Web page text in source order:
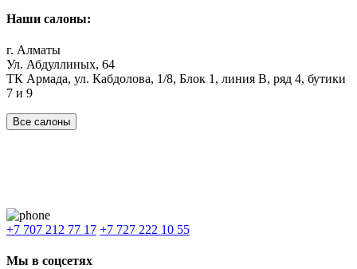
Наши салоны:
г. Алматы
Ул. Абдуллиных, 64
ТК Армада, ул. Кабдолова, 1/8, Блок 1, линия В, ряд 4, бутики
7 и 9
Все салоны
+7 707 212 77 17 +7 727 222 10 55
Мы в соцсетях